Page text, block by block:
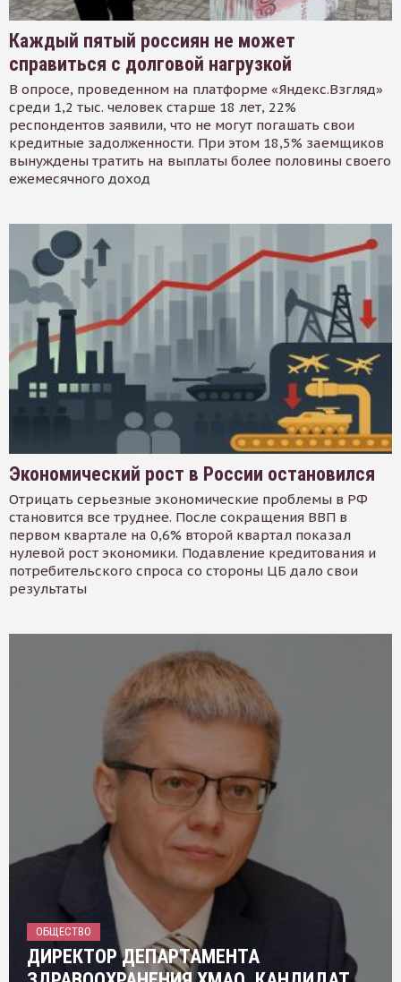
Каждый пятый россиян не может
справиться с долговой нагрузкой
В опросе, проведенном на платформе «Яндекс.Взгляд»
среди 1,2 тыс. человек старше 18 лет, 22%
респондентов заявили, что не могут погашать свои
кредитные задолженности. При этом 18,5% заемщиков
вынуждены тратить на выплаты более половины своего
ежемесячного доход
Экономический рост в России остановился
Отрицать серьезные экономические проблемы в РФ
становится все труднее. После сокращения ВВП в
первом квартале на 0,6% второй квартал показал
нулевой рост экономики. Подавление кредитования и
потребительского спроса со стороны ЦБ дало свои
результаты
ОБЩЕСТВО
ДИРЕКТОР ДЕПАРТАМЕНТА